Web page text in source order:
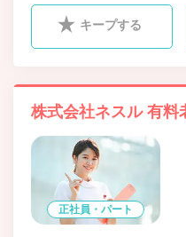
キープする
株式会社ネスル 有料
正社員・パート